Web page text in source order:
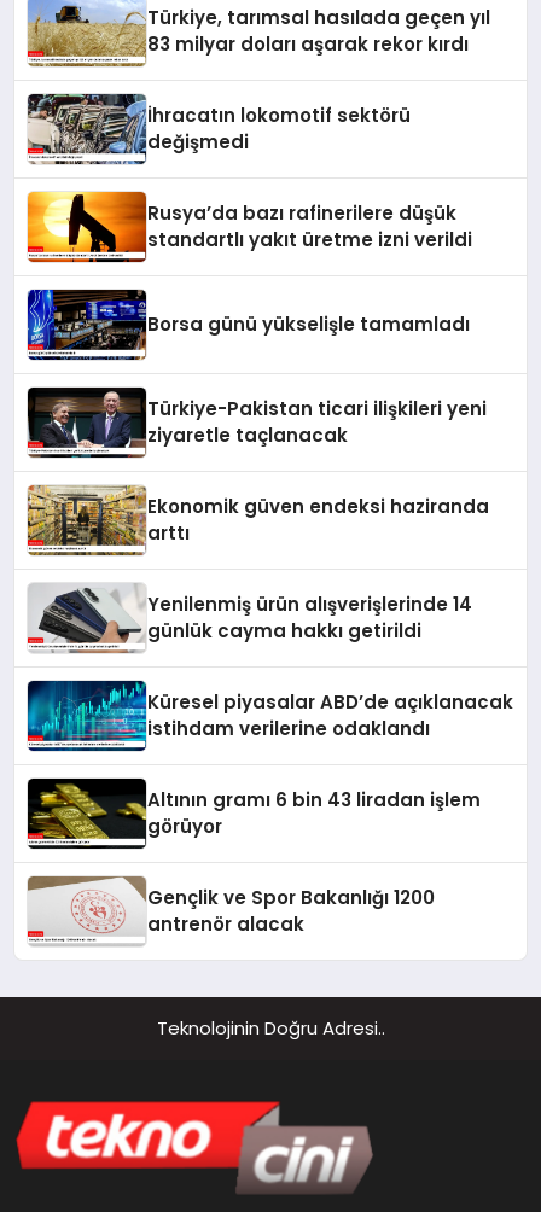
Türkiye, tarımsal hasılada geçen yıl
83 milyar doları aşarak rekor kırdı
İhracatın lokomotif sektörü
değişmedi
Rusya’da bazı rafinerilere düşük
standartlı yakıt üretme izni verildi
Borsa günü yükselişle tamamladı
Türkiye-Pakistan ticari ilişkileri yeni
ziyaretle taçlanacak
Ekonomik güven endeksi haziranda
arttı
Yenilenmiş ürün alışverişlerinde 14
günlük cayma hakkı getirildi
Küresel piyasalar ABD’de açıklanacak
istihdam verilerine odaklandı
Altının gramı 6 bin 43 liradan işlem
görüyor
Gençlik ve Spor Bakanlığı 1200
antrenör alacak
Teknolojinin Doğru Adresi..